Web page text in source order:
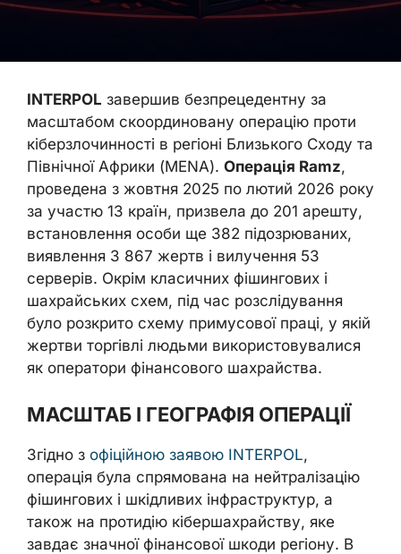
INTERPOL завершив безпрецедентну за
масштабом скоординовану операцію проти
кіберзлочинності в регіоні Близького Сходу та
Північної Африки (MENA). Операція Ramz,
проведена з жовтня 2025 по лютий 2026 року
за участю 13 країн, призвела до 201 арешту,
встановлення особи ще 382 підозрюваних,
виявлення 3 867 жертв і вилучення 53
серверів. Окрім класичних фішингових і
шахрайських схем, під час розслідування
було розкрито схему примусової праці, у якій
жертви торгівлі людьми використовувалися
як оператори фінансового шахрайства.
МАСШТАБ І ГЕОГРАФІЯ ОПЕРАЦІЇ
Згідно з офіційною заявою INTERPOL,
операція була спрямована на нейтралізацію
фішингових і шкідливих інфраструктур, а
також на протидію кібершахрайству, яке
завдає значної фінансової шкоди регіону. В